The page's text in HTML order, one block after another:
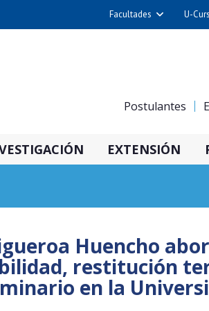
Facultades
Cs. Químicas y
Derecho
Nutrición y
Alimentos
U-
Postulantes
EXTENSIÓN
Huencho
restitución
en la